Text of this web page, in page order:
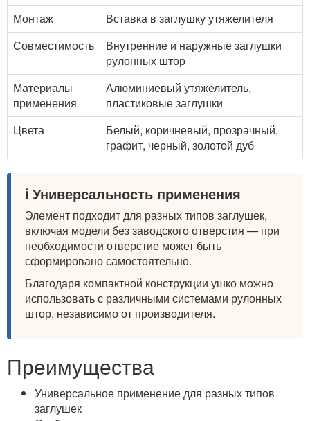
Монтаж
Вставка в заглушку утяжелителя
Совместимость
Внутренние и наружные заглушки
рулонных штор
Материалы
применения
Алюминиевый утяжелитель,
пластиковые заглушки
Цвета
Белый, коричневый, прозрачный,
графит, черный, золотой дуб
ℹ️ Универсальность применения
Элемент подходит для разных типов заглушек,
включая модели без заводского отверстия — при
необходимости отверстие может быть
сформировано самостоятельно.
Благодаря компактной конструкции ушко можно
использовать с различными системами рулонных
штор, независимо от производителя.
Преимущества
Универсальное применение для разных типов
заглушек